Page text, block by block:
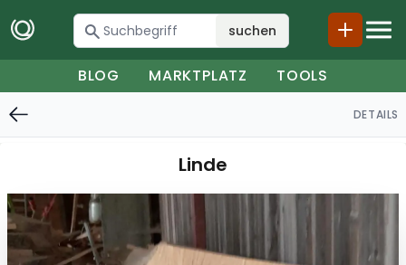
suchen
BLOG MARKTPLATZ TOOLS
DETAILS
Linde